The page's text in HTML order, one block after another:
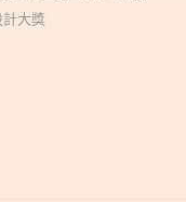
計大獎